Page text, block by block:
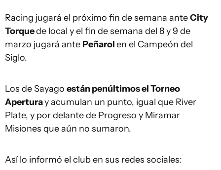
Racing jugará el próximo fin de semana anteCity
Torquede local y el fin de semana del 8 y 9 de
marzo jugará ante Peñarolen el Campeón del
Siglo.
Los de Sayago están penúltimos el Torneo
Aperturay acumulan un punto, igual que River
Plate, y por delante de Progreso y Miramar
Misiones que aún no sumaron.
Así lo informó el club en sus redes sociales: